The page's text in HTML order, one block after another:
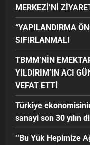
MERKEZİ’Nİ
“YAPILANDIRMA
SIFIRLANMALI
TBMM’NİN
YILDIRIM’IN ACI
VEFAT ETTİ
Türkiye
sanayi son 30 yılın
‘‘Bu Yük Hepimize